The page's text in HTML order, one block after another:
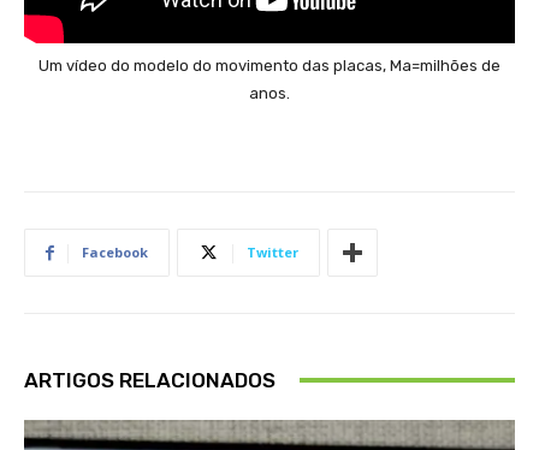
Um vídeo do modelo do movimento das placas, Ma=milhões de
anos.
Facebook Twitter
ARTIGOS RELACIONADOS